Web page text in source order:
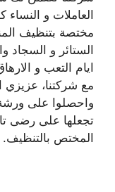
العاملات و النساء
مختصة بتنظيف
الستائر و
ايام التعب و
واحصلوا على
تجعلها على رضى
المختص بالتنظيف.